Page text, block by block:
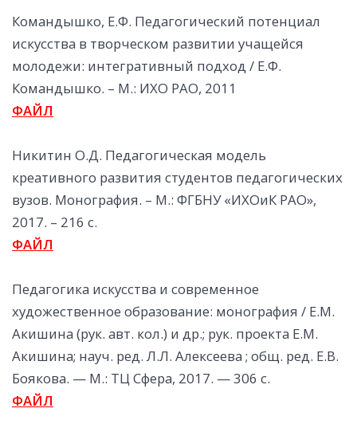
Командышко, Е.Ф. Педагогический потенциал
искусства в творческом развитии учащейся
молодежи: интегративный подход / Е.Ф.
Командышко. – М.: ИХО РАО, 2011
ФАЙЛ
Никитин О.Д. Педагогическая модель
креативного развития студентов педагогических
вузов. Монография. – М.: ФГБНУ «ИХОиК РАО»,
2017. – 216 с.
ФАЙЛ
Педагогика искусства и современное
художественное образование: монография / Е.М.
Акишина (рук. авт. кол.) и др.; рук. проекта Е.М.
Акишина; науч. ред. Л.Л. Алексеева ; общ. ред. Е.В.
Боякова. — М.: ТЦ Сфера, 2017. — 306 с.
ФАЙЛ